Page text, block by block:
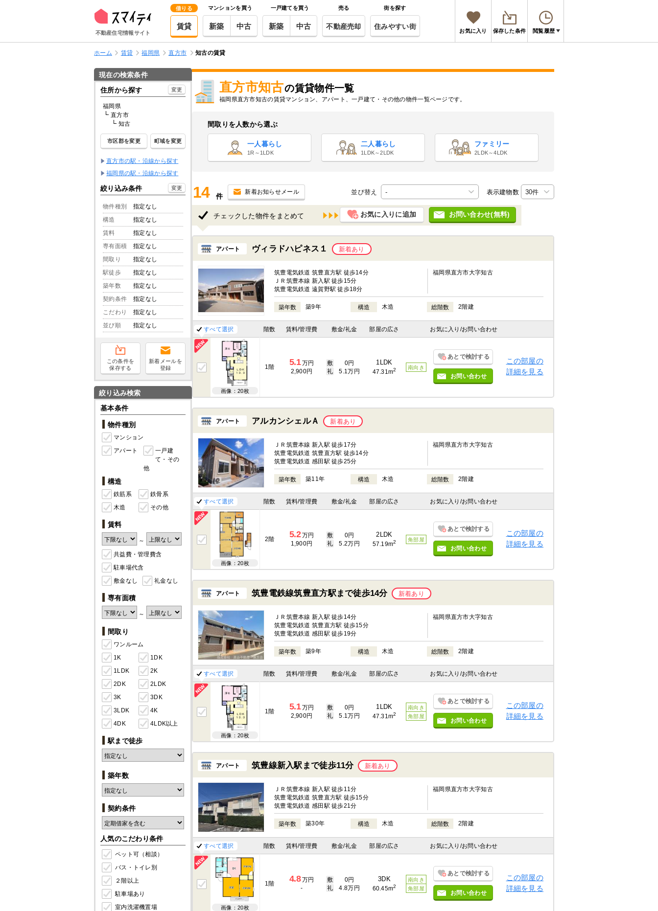
不動産住宅情報サイト
借りる
賃貸
マンションを買う
新築 中古
一戸建てを買う
新築 中古
売る
不動産売却
街を探す
住みやすい街
お気に入り 保存した条件 閲覧履歴
ホーム 賃貸 福岡県 直方市 知古の賃貸
現在の検索条件
住所から探す
変更
福岡県
直方市
知古
市区郡を変更 町域を変更
直方市の駅・沿線から探す
福岡県の駅・沿線から探す
絞り込み条件 変更
物件種別
指定なし
構造
指定なし
賃料
指定なし
専有面積
指定なし
間取り
指定なし
駅徒歩
指定なし
築年数
指定なし
契約条件
指定なし
こだわり
指定なし
並び順
指定なし
この条件を
保存する
新着メールを
登録
絞り込み検索
基本条件
物件種別
マンション
アパート
一戸建
て・その
他
構造
鉄筋系
鉄骨系
木造
その他
賃料
～
共益費・管理費含
駐車場代含
敷金なし
礼金なし
専有面積
～
間取り
ワンルーム
1K
1DK
1LDK
2K
2DK
2LDK
3K
3DK
3LDK
4K
4DK
4LDK以上
駅まで徒歩
築年数
契約条件
人気のこだわり条件
ペット可（相談）
バス・トイレ別
２階以上
駐車場あり
室内洗濯機置場
直方市知古の賃貸物件一覧
福岡県直方市知古の賃貸マンション、アパート、一戸建て・その他の物件一覧ページです。
間取りを人数から選ぶ
一人暮らし
1R～1LDK
二人暮らし
1LDK～2LDK
ファミリー
2LDK～4LDK
14 件
新着お知らせメール 表示建物数
並び替え
チェックした物件を お気に入りに追加 お問い合わせ(無料)
アパート ヴィラドハピネス１ 新着あり
筑豊電気鉄道 筑豊直方駅 徒歩14分
ＪＲ筑豊本線 新入駅 徒歩15分
筑豊電気鉄道 遠賀野駅 徒歩18分
福岡県直方市大字知古
築年数 築9年 構造 木造 総階数 2階建
すべて選択 階数 賃料/管理費 敷金/礼金 部屋の広さ お気に入り /お問い合わせ
画像：20枚
1階 5.1万円
2,900円
敷
0円
礼
5.1万円
1LDK
47.31m2 南向き
あとで検討する
お問い合わせ
この部屋の
詳細を見る
アパート アルカンシェルＡ 新着あり
ＪＲ筑豊本線 新入駅 徒歩17分
筑豊電気鉄道 筑豊直方駅 徒歩14分
筑豊電気鉄道 感田駅 徒歩25分
福岡県直方市大字知古
築年数 築11年 構造 木造 総階数 2階建
すべて選択 階数 賃料/管理費 敷金/礼金 部屋の広さ お気に入り /お問い合わせ
画像：20枚
2階 5.2万円
1,900円
敷
0円
礼
5.2万円
2LDK
57.19m2 角部屋
あとで検討する
お問い合わせ
この部屋の
詳細を見る
アパート 筑豊電鉄線筑豊直方駅まで徒歩14分 新着あり
ＪＲ筑豊本線 新入駅 徒歩14分
筑豊電気鉄道 筑豊直方駅 徒歩15分
筑豊電気鉄道 感田駅 徒歩19分
福岡県直方市大字知古
築年数 築9年 構造 木造 総階数 2階建
すべて選択 階数 賃料/管理費 敷金/礼金 部屋の広さ お気に入り /お問い合わせ
画像：20枚
1階 5.1万円
2,900円
敷
0円
礼
5.1万円
1LDK
47.31m2
南向き
角部屋
あとで検討する
お問い合わせ
この部屋の
詳細を見る
アパート 筑豊線新入駅まで徒歩11分 新着あり
ＪＲ筑豊本線 新入駅 徒歩11分
筑豊電気鉄道 筑豊直方駅 徒歩15分
筑豊電気鉄道 感田駅 徒歩21分
福岡県直方市大字知古
築年数 築30年 構造 木造 総階数 2階建
すべて選択 階数 賃料/管理費 敷金/礼金 部屋の広さ お気に入り /お問い合わせ
画像：20枚
1階 4.8万円
-
敷
0円
礼
4.8万円
3DK
60.45m2
南向き
角部屋
あとで検討する
お問い合わせ
この部屋の
詳細を見る